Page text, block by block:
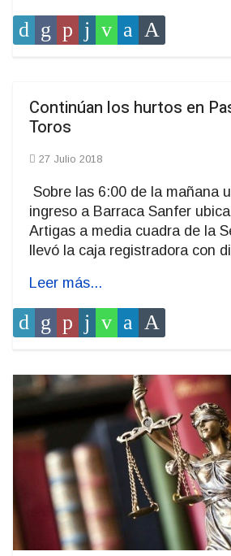
Continúan los hurtos en
Toros
27 Julio 2018
Sobre las 6:00 de la mañana
ingreso a Barraca Sanfer
Artigas a media cuadra de la
llevó la caja registradora con
Leer más...